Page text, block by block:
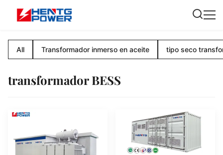
All Transformador inmerso en aceite tipo seco
transformador BESS